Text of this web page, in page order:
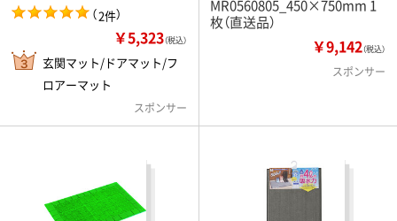
（2件）
￥5,323（税込）
玄関マット/ドアマット/フ
ロアーマット
スポンサー
MR0560805_450×750mm 1
枚（直送品）
￥9,142（税込）
スポンサー